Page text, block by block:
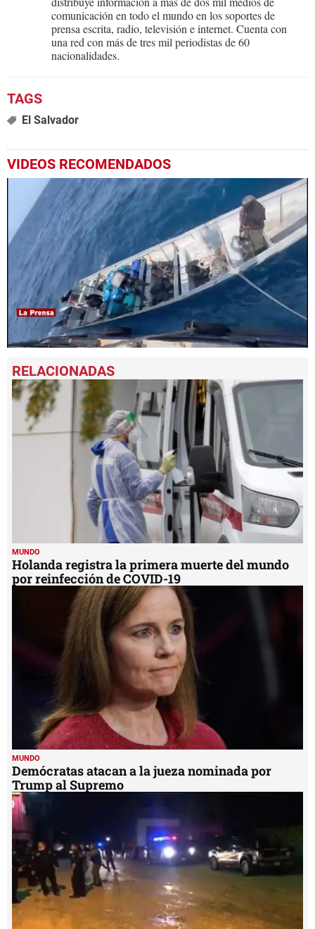
comunicación en todo el mundo en los soportes de
prensa escrita, radio, televisión e internet. Cuenta con
una red con más de tres mil periodistas de 60
nacionalidades.
El Salvador
VIDEOS RECOMENDADOS
seconds
of
1
minute,
seconds
MUNDO
Holanda registra la primera muerte del mundo
por reinfección de COVID-19
MUNDO
Demócratas atacan a la jueza nominada por
Trump al Supremo